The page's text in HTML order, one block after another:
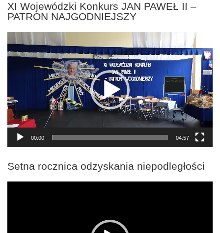
XI Wojewódzki Konkurs JAN PAWEŁ II –
PATRON NAJGODNIEJSZY
Odtwarzacz
video
00:00 04:57
Setna rocznica odzyskania niepodległości